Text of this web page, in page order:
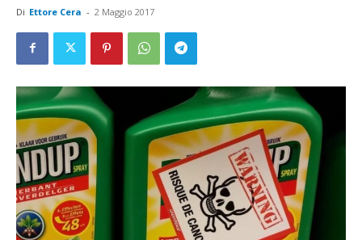
Di Ettore Cera - 2 Maggio 2017